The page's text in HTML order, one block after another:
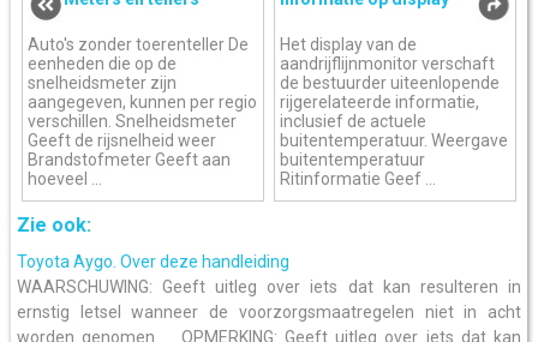
Auto's zonder toerenteller De
eenheden die op de
snelheidsmeter zijn
aangegeven, kunnen per regio
verschillen. Snelheidsmeter
Geeft de rijsnelheid weer
Brandstofmeter Geeft aan
hoeveel ...
Het display van de
aandrijflijnmonitor verschaft
de bestuurder uiteenlopende
rijgerelateerde informatie,
inclusief de actuele
buitentemperatuur. Weergave
buitentemperatuur
Ritinformatie Geef ...
Zie ook:
Toyota Aygo. Over deze handleiding
WAARSCHUWING: Geeft uitleg over iets dat kan resulteren in
ernstig letsel wanneer de voorzorgsmaatregelen niet in acht
worden genomen. OPMERKING: Geeft uitleg over iets dat kan